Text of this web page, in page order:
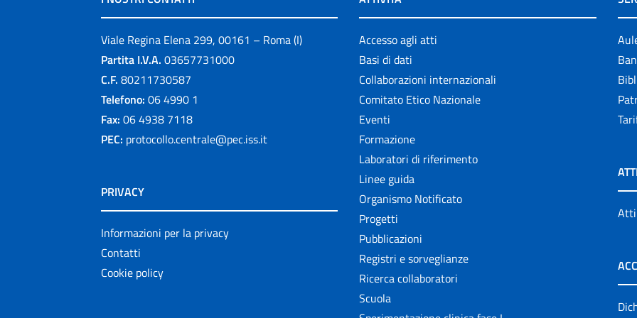
Viale Regina Elena 299, 00161 – Roma (I)
Partita I.V.A. 03657731000
C.F. 80211730587
Telefono: 06 4990 1
Fax: 06 4938 7118
PEC: protocollo.centrale@pec.iss.it
PRIVACY
Informazioni per la privacy
Contatti
Cookie policy
Accesso agli atti
Basi di dati
Collaborazioni internazionali
Comitato Etico Nazionale
Eventi
Formazione
Laboratori di riferimento
Linee guida
Organismo Notificato
Progetti
Pubblicazioni
Registri e sorveglianze
Ricerca collaboratori
Scuola
Atti